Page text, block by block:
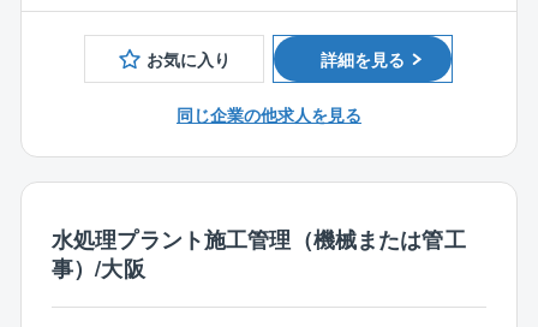
一般工場および特殊プラントなど多岐に渡ります。※大
阪本店はオフィスビル、商業施設の新築を多く手がけ
る一方で、野球場、百貨店、駅、工場などのリニュー
アルにも携わっています。
・阪神なんば線 新路線 通信設備、信号設備等の保
安設備
・阪神百貨店 ビル内の空調衛生設備の更新
・メガソーラー発電所工事
■歓迎条件：第1種電気工事士、第2種電気工事士、消防
設備士甲種、電気工事施工管理技士1級、電気工事施工
お気に入り 詳細を見る
同じ企業の他求人を見る
水処理プラント施工管理（機械または管工
事）/大阪